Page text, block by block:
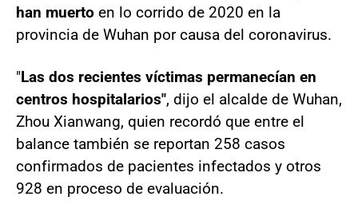
han muerto en lo corrido de 2020 en la
provincia de Wuhan por causa del coronavirus.
"Las dos recientes víctimas permanecían en
centros hospitalarios", dijo el alcalde de Wuhan,
Zhou Xianwang, quien recordó que entre el
balance también se reportan 258 casos
confirmados de pacientes infectados y otros
928 en proceso de evaluación.